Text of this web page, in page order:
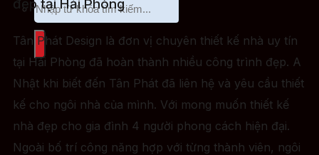
đẹp tại Hải Phòng
Tân Phát Design là đơn vị chuyên thiết kế nhà uy tín
tại Hải Phòng đã hoàn thành nhiều công trình đẹp. A
Nhật khi biết đến Tân Phát đã liên hệ và yêu cầu thiết
kế cho ngôi nhà của mình. Với mong muốn thiết kế
nhà đẹp cho gia đình 4 người phong cách hiện đại.
Ngoài bố trí công năng hợp với từng thành viên, ngôi